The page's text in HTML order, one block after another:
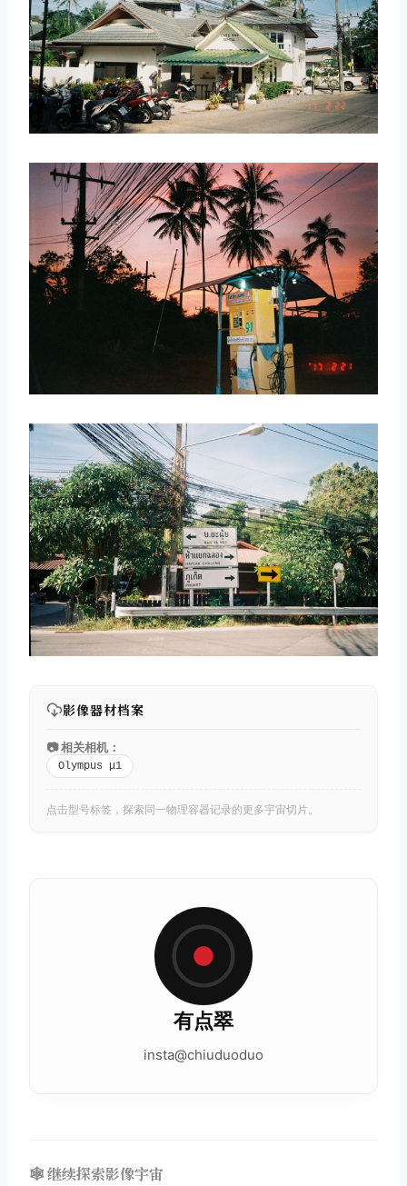
影像器材档案
📷 相关相机：
Olympus μ1
点击型号标签，探索同一物理容器记录的更多宇宙切片。
有点翠
insta@chiuduoduo
🕸️ 继续探索影像宇宙